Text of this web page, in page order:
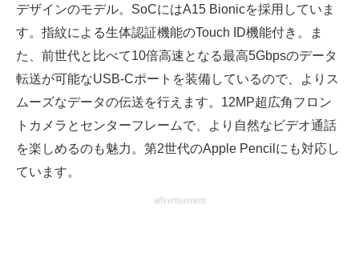
デザインのモデル。SoCにはA15 Bionicを採用していま
す。指紋による生体認証機能のTouch ID機能付き。ま
た、前世代と比べて10倍高速となる最高5Gbpsのデータ
転送が可能なUSB-Cポートを装備しているので、よりス
ムーズなデータの伝送を行えます。12MP超広角フロン
トカメラとセンターフレームで、より自然なビデオ通話
を楽しめるのも魅力。第2世代のApple Pencilにも対応し
ています。
advertisement